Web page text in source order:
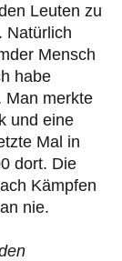
Leuten zu
Natürlich
Mensch
habe
Man merkte
und eine
Mal in
dort. Die
Kämpfen
nie.